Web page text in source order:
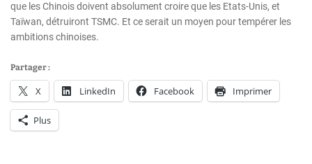
que les Chinois doivent absolument croire que les Etats-Unis, et
Taïwan, détruiront TSMC. Et ce serait un moyen pour tempérer les
ambitions chinoises.
Partager :
X LinkedIn Facebook Imprimer
Plus